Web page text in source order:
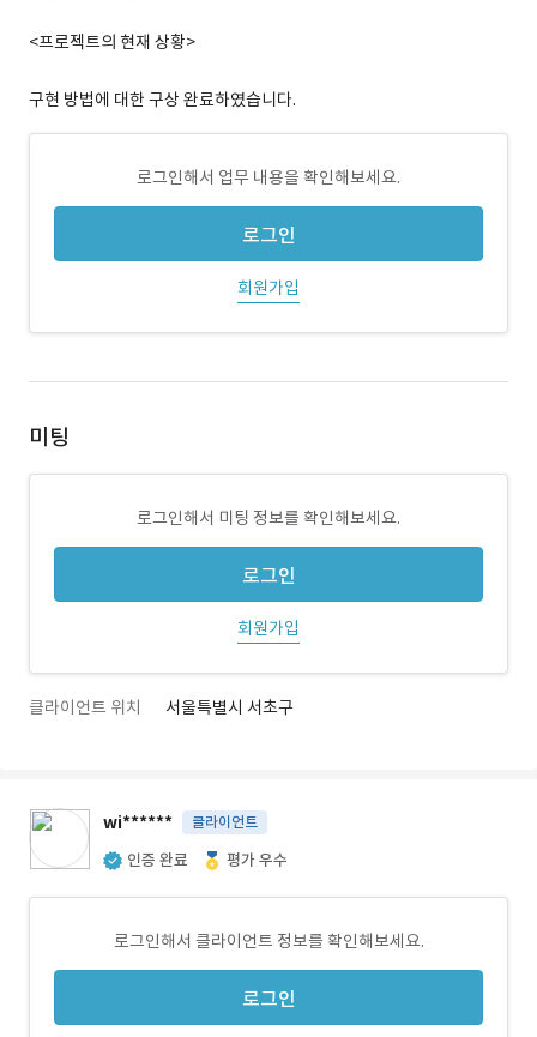
<프로젝트의 현재 상황>
구현 방법에 대한 구상 완료하였습니다.
로그인해서 업무 내용을 확인해보세요.
로그인
회원가입
미팅
로그인해서 미팅 정보를 확인해보세요.
로그인
회원가입
클라이언트 위치 서울특별시 서초구
wi****** 클라이언트
인증 완료 평가 우수
로그인해서 클라이언트 정보를 확인해보세요.
로그인